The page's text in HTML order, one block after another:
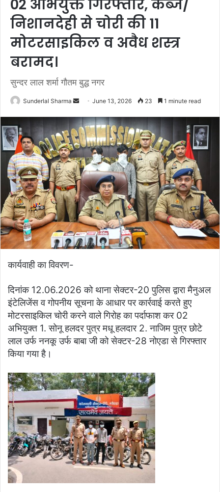
02 अभियुक्त गिरफ्तार, कब्जे/
निशानदेही से चोरी की 11
मोटरसाइकिल व अवैध शस्त्र
बरामद।
सुन्दर लाल शर्मा गौतम बुद्ध नगर
Sunderlal Sharma
Send
email
June 13, 2026 23 1 minute read
कार्यवाही का विवरण-
दिनांक 12.06.2026 को थाना सेक्टर-20 पुलिस द्वारा मैनुअल
इंटेलिजेंस व गोपनीय सूचना के आधार पर कार्रवाई करते हुए
मोटरसाइकिल चोरी करने वाले गिरोह का पर्दाफाश कर 02
अभियुक्त 1. सोनू हलदर पुत्र मधू हलदार 2. नाजिम पुत्र छोटे
लाल उर्फ ननकू उर्फ बाबा जी को सेक्टर-28 नोएडा से गिरफ्तार
किया गया है।